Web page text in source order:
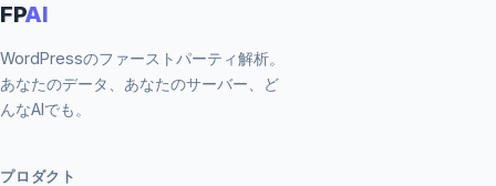
FPAI
WordPressのファーストパーティ解析。
あなたのデータ、あなたのサーバー、ど
んなAIでも。
プロダクト